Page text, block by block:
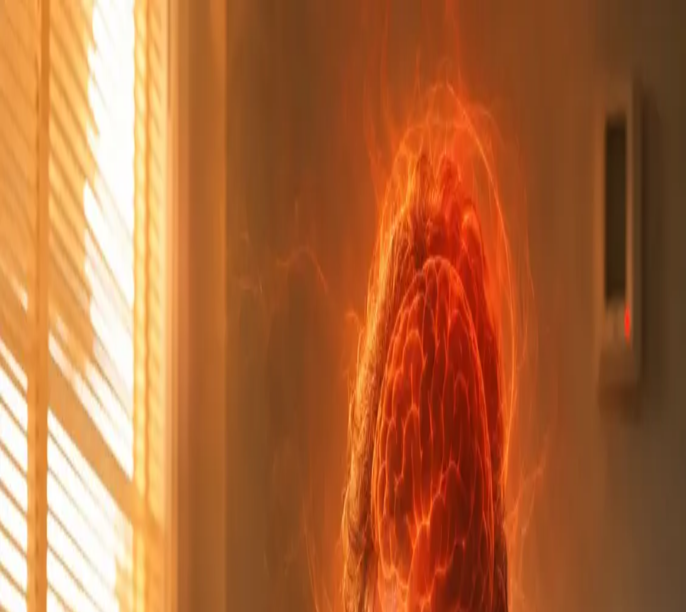
Štvrtok, 6. augusta 2026Meniny má Jozefína